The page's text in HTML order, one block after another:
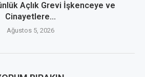
Açlık Grevi İşkenceye ve
Cinayetlere...
Ağustos 5, 2026